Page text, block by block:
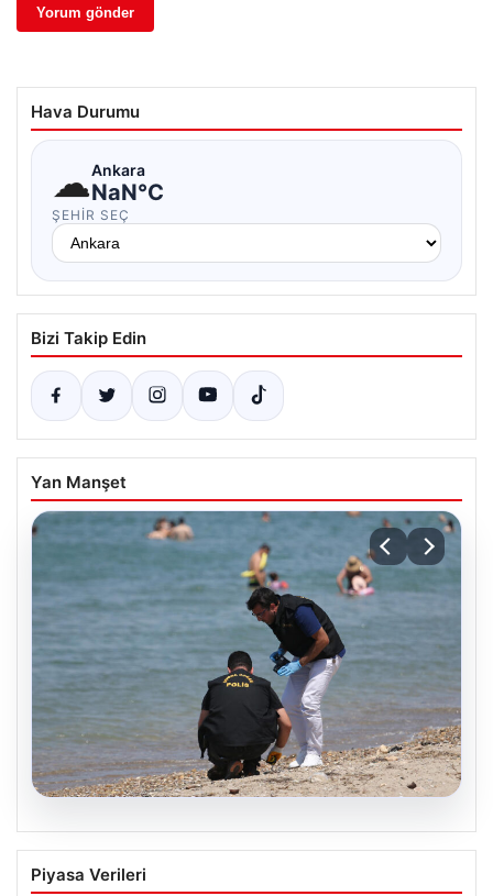
Hava Durumu
☁Ankara
NaN°C
ŞEHIR SEÇ
Bizi Takip Edin
Yan Manşet
Çanakkale’de Sahile Vuran Mühimmat
Panik Yarattı
Piyasa Verileri